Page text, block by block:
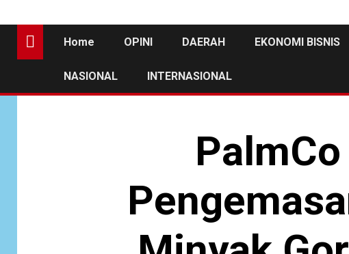
Home OPINI DAERAH EKONOMI BISNIS
NASIONAL INTERNASIONAL